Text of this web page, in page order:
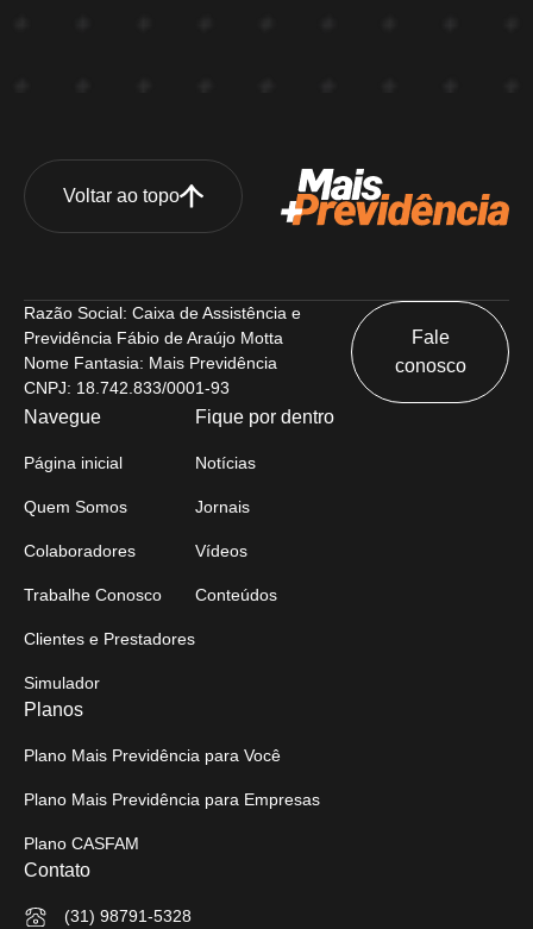
Voltar ao topo
Razão Social: Caixa de Assistência e
Previdência Fábio de Araújo Motta
Nome Fantasia: Mais Previdência
CNPJ: 18.742.833/0001-93
Fale
conosco
Navegue
Página inicial
Quem Somos
Colaboradores
Trabalhe Conosco
Clientes e Prestadores
Simulador
Fique por dentro
Notícias
Jornais
Vídeos
Conteúdos
Planos
Plano Mais Previdência para Você
Plano Mais Previdência para Empresas
Plano CASFAM
Contato
(31) 98791-5328